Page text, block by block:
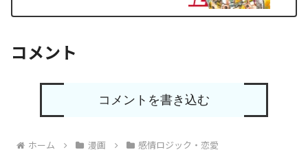
コメント
コメントを書き込む
ホーム 漫画 感情ロジック・恋愛